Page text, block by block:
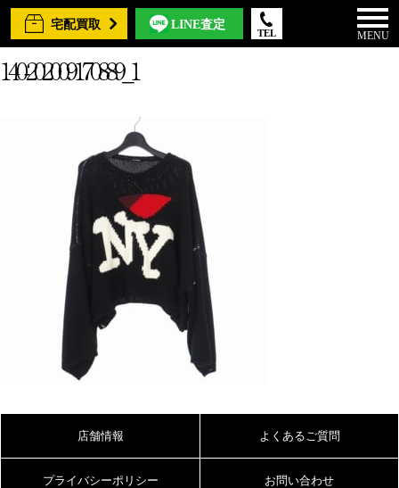
宅配買取 LINE査定
TEL MENU
140-202009170889_1
店舗情報 よくあるご質問
プライバシーポリシー お問い合わせ